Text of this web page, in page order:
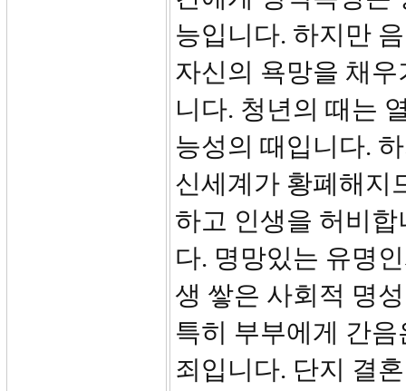
능입니다. 하지만
자신의 욕망을 채
니다. 청년의 때는
능성의 때입니다.
신세계가 황폐해지
하고 인생을 허비
다. 명망있는 유명
생 쌓은 사회적 명
특히 부부에게 간
죄입니다. 단지 결